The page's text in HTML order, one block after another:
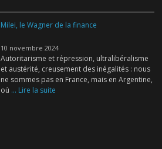
Milei, le Wagner de la finance
10 novembre 2024
Autoritarisme et répression, ultralibéralisme
et austérité, creusement des inégalités : nous
ne sommes pas en France, mais en Argentine,
où ... Lire la suite